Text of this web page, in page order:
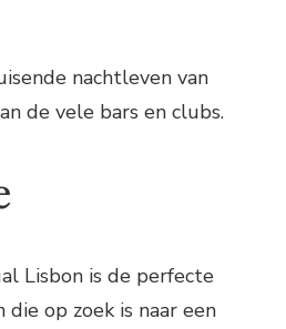
nachtleven van
de vele bars en clubs.
Lisbon is de perfecte
die op zoek is naar een